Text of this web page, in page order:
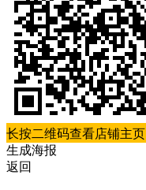
长按二维码查看店铺主页
生成海报
返回